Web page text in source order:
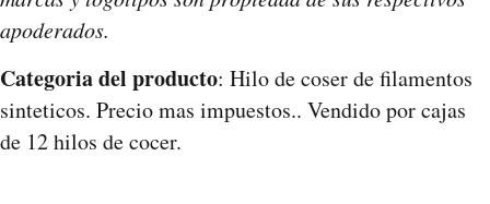
apoderados.
Categoria del producto: Hilo de coser de filamentos
sinteticos. Precio mas impuestos.. Vendido por cajas
de 12 hilos de cocer.